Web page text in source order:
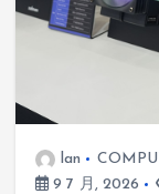
lan
9 7 月, 2026